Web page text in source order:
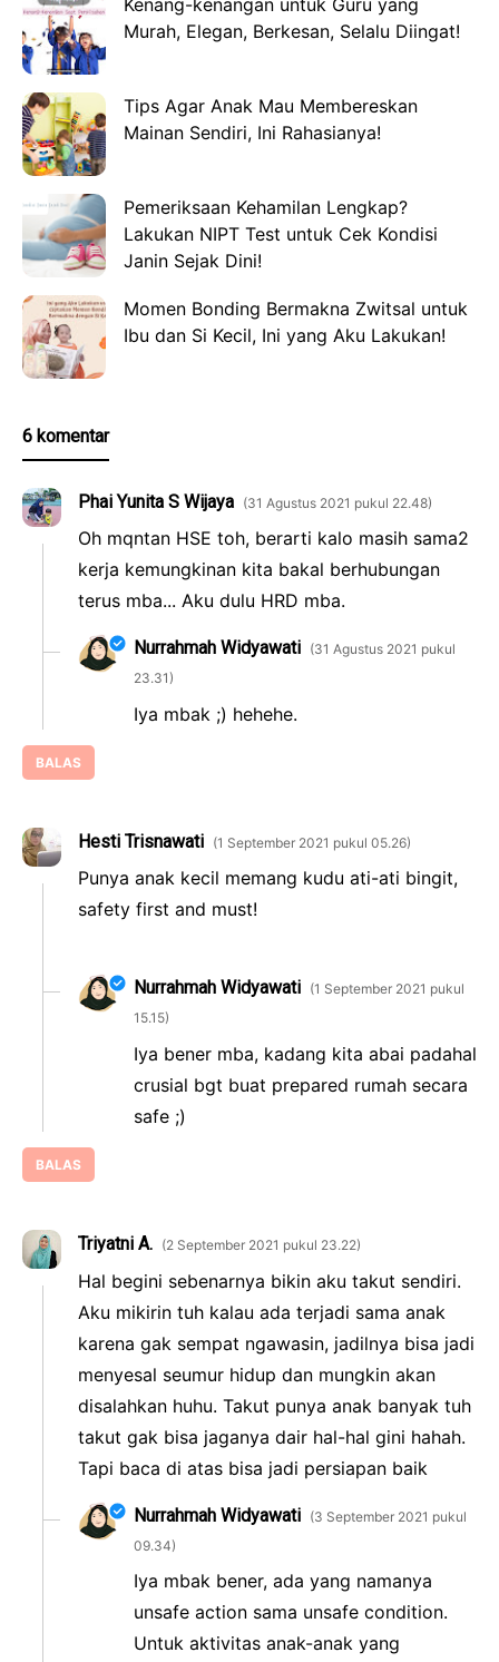
Murah, Elegan, Berkesan, Selalu Diingat!
Tips Agar Anak Mau Membereskan
Mainan Sendiri, Ini Rahasianya!
Pemeriksaan Kehamilan Lengkap?
Lakukan NIPT Test untuk Cek Kondisi
Janin Sejak Dini!
Momen Bonding Bermakna Zwitsal untuk
Ibu dan Si Kecil, Ini yang Aku Lakukan!
6 komentar
Phai Yunita S Wijaya 31 Agustus 2021 pukul 22.48
Oh mqntan HSE toh, berarti kalo masih sama2
kerja kemungkinan kita bakal berhubungan
terus mba... Aku dulu HRD mba.
BALAS
Nurrahmah Widyawati
31 Agustus 2021 pukul
23.31
Iya mbak ;) hehehe.
Hesti Trisnawati 1 September 2021 pukul 05.26
Punya anak kecil memang kudu ati-ati bingit,
safety first and must!
BALAS
Nurrahmah Widyawati
1 September 2021 pukul
15.15
Iya bener mba, kadang kita abai padahal
crusial bgt buat prepared rumah secara
safe ;)
Triyatni A. 2 September 2021 pukul 23.22
Hal begini sebenarnya bikin aku takut sendiri.
Aku mikirin tuh kalau ada terjadi sama anak
karena gak sempat ngawasin, jadilnya bisa jadi
menyesal seumur hidup dan mungkin akan
disalahkan huhu. Takut punya anak banyak tuh
takut gak bisa jaganya dair hal-hal gini hahah.
Tapi baca di atas bisa jadi persiapan baik
Nurrahmah Widyawati
3 September 2021 pukul
09.34
Iya mbak bener, ada yang namanya
unsafe action sama unsafe condition.
Untuk aktivitas anak-anak yang